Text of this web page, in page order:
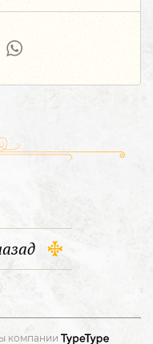
компании